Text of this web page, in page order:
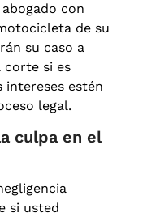
con
de su
su caso a
corte si es
intereses estén
legal.
culpa en el
si usted